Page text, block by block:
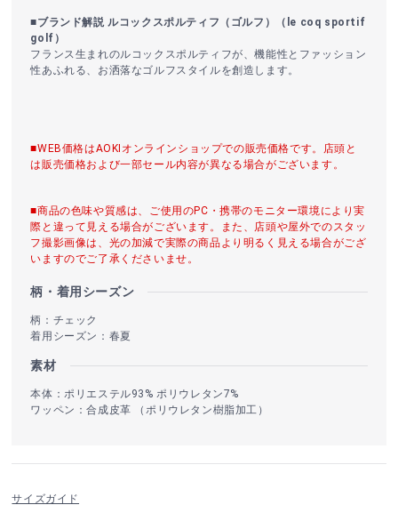
■ブランド解説 ルコックスポルティフ（ゴルフ）（le coq sportif
golf）
フランス生まれのルコックスポルティフが、機能性とファッション
性あふれる、お洒落なゴルフスタイルを創造します。
■WEB価格はAOKIオンラインショップでの販売価格です。店頭と
は販売価格および一部セール内容が異なる場合がございます。
■商品の色味や質感は、ご使用のPC・携帯のモニター環境により実
際と違って見える場合がございます。また、店頭や屋外でのスタッ
フ撮影画像は、光の加減で実際の商品より明るく見える場合がござ
いますのでご了承くださいませ。
柄・着用シーズン
柄：チェック
着用シーズン：春夏
素材
本体：ポリエステル93% ポリウレタン7%
ワッペン：合成皮革 （ポリウレタン樹脂加工）
サイズガイド